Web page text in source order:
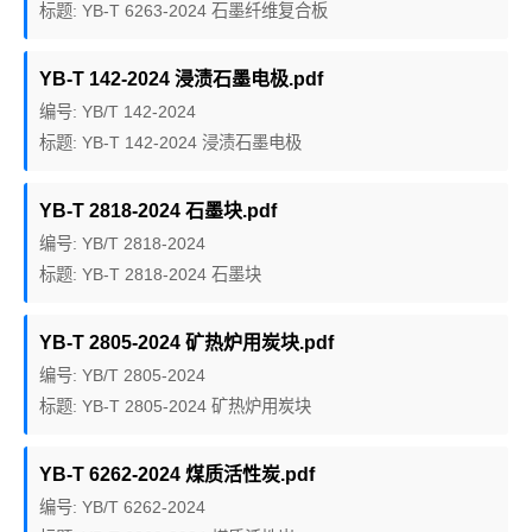
标题: YB-T 6263-2024 石墨纤维复合板
YB-T 142-2024 浸渍石墨电极.pdf
编号: YB/T 142-2024
标题: YB-T 142-2024 浸渍石墨电极
YB-T 2818-2024 石墨块.pdf
编号: YB/T 2818-2024
标题: YB-T 2818-2024 石墨块
YB-T 2805-2024 矿热炉用炭块.pdf
编号: YB/T 2805-2024
标题: YB-T 2805-2024 矿热炉用炭块
YB-T 6262-2024 煤质活性炭.pdf
编号: YB/T 6262-2024